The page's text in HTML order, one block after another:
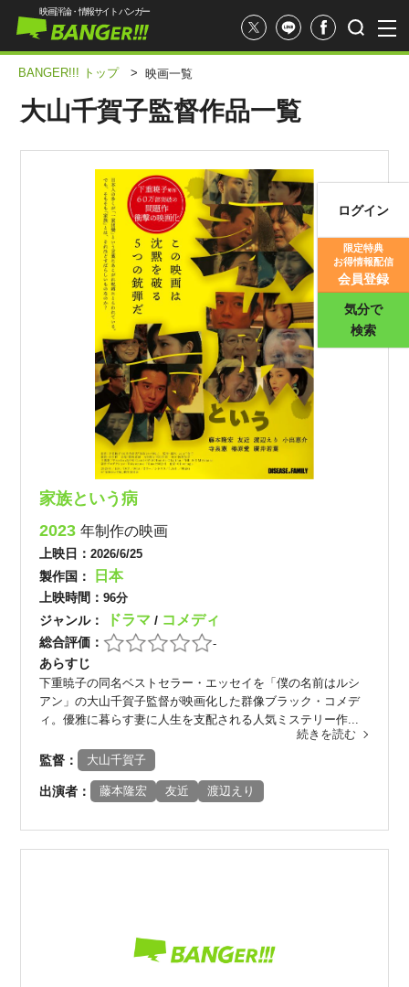
映画記事
映画評価
映画評論・情報サイト バンガー
ログイン
限定特典
お得情報配信
会員登録
気分で
検索
BANGER!!! トップ > 映画一覧
大山千賀子監督作品一覧
家族という病
2023年制作の映画
上映日：2026/6/25
製作国： 日本
上映時間：96分
ジャンル： ドラマ/ コメディ
総合評価： -
あらすじ
下重暁子の同名ベストセラー・エッセイを「僕の名前はルシ
アン」の大山千賀子監督が映画化した群像ブラック・コメデ
ィ。優雅に暮らす妻に人生を支配される人気ミステリー作...
続きを読む
監督： 大山千賀子
出演者： 藤本隆宏 友近 渡辺えり